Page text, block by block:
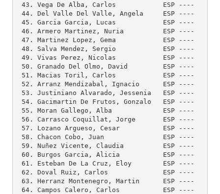
43. Vega De Alba, Carlos            ESP ----
44. Del Valle Del Valle, Angela     ESP ----
45. Garcia Garcia, Lucas            ESP ----
46. Armero Martinez, Nuria          ESP ----
47. Martinez Lopez, Gema            ESP ----
48. Salva Mendez, Sergio            ESP ----
49. Vivas Perez, Nicolas            ESP ----
50. Granado Del Olmo, David         ESP ----
51. Macias Toril, Carlos            ESP ----
52. Arranz Mendizabal, Ignacio      ESP ----
53. Justiniano Alvarado, Jessenia   ESP ----
54. Gacimartin De Frutos, Gonzalo   ESP ----
55. Moran Gallego, Alba             ESP ----
56. Carrasco Coquillat, Jorge       ESP ----
57. Lozano Argueso, Cesar           ESP ----
58. Chacon Cobo, Juan               ESP ----
59. Nuñez Vicente, Claudia          ESP ----
60. Burgos Garcia, Alicia           ESP ----
61. Esteban De La Cruz, Eloy        ESP ----
62. Doval Ruiz, Carlos              ESP ----
63. Herranz Montenegro, Martin      ESP ----
64. Campos Calero, Carlos           ESP ----